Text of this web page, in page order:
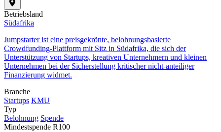
Betriebsland
Südafrika
Jumpstarter ist eine preisgekrönte, belohnungsbasierte
Crowdfunding-Plattform mit Sitz in Südafrika, die sich der
Unterstützung von Startups, kreativen Unternehmern und kleinen
Unternehmen bei der Sicherstellung kritischer nicht-anteiliger
Finanzierung widmet.
Branche
Startups KMU
Typ
Belohnung Spende
Mindestspende R100